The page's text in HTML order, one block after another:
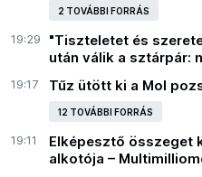
2 TOVÁBBI FORRÁS
19:29
"Tiszteletet és
után válik a sztárpár:
19:17 Tűz ütött ki a Mol
12 TOVÁBBI FORRÁS
19:11
Elképesztő összeget
alkotója –